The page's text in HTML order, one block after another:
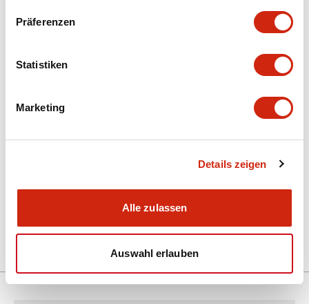
Präferenzen
Statistiken
Marketing
Details zeigen
Alle zulassen
Auswahl erlauben
FT2J(TestReport)
409.77KB